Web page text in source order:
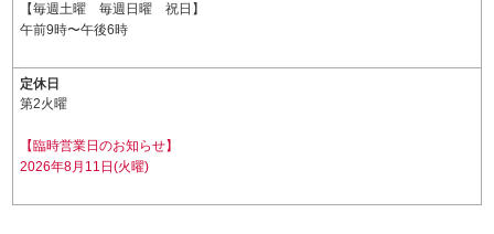
【毎週土曜 毎週日曜 祝日】
午前9時〜午後6時
定休日
第2火曜
【臨時営業日のお知らせ】
2026年8月11日(火曜)